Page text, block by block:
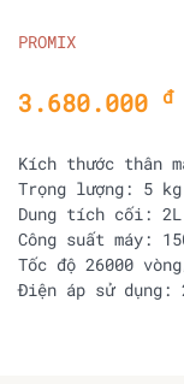
PROMIX
3.680.000 đ
Kích thước thân
Trọng lượng: 5
Dung tích cối:
Công suất máy:
Tốc độ 26000
Điện áp sử dụng: